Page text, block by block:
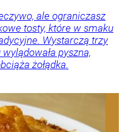
ale ograniczasz
tosty, które w smaku
Wystarczą trzy
pyszna,
żołądka.